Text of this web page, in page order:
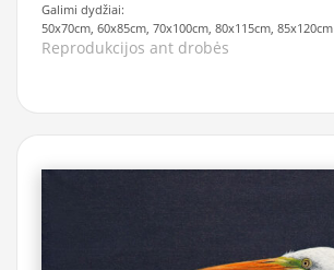
Galimi dydžiai:
50x70cm, 60x85cm, 70x100cm, 80x115cm, 85x120cm
Reprodukcijos ant drobės